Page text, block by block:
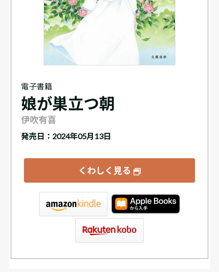
電子書籍
娘が巣立つ朝
伊吹有喜
発売日：2024年05月13日
くわしく見る